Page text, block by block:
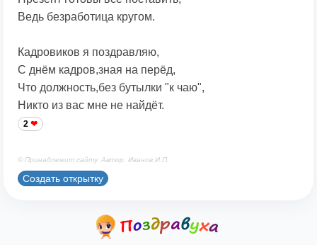
Ведь безработица кругом.
Кадровиков я поздравляю,
С днём кадров,зная на перёд,
Что должность,без бутылки "к чаю",
Никто из вас мне не найдёт.
2
© Принадлежит сайту. Автор: Иванов И.П.
Создать открытку